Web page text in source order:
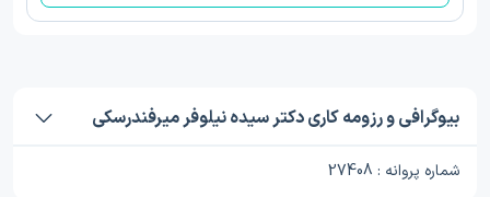
بیوگرافی و رزومه کاری دکتر سیده نیلوفر میرفندرسکی
شماره پروانه : 27408